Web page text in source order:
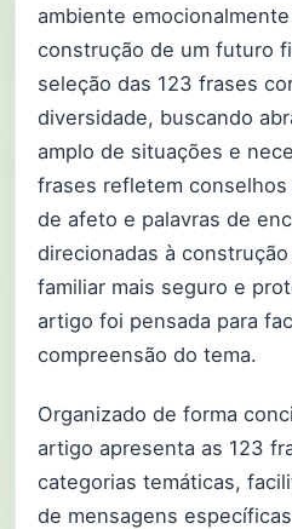
ambiente
construção de um futuro
seleção das 123 frases
diversidade, buscando
amplo de situações e
frases refletem
de afeto e palavras de
direcionadas à
familiar mais seguro e
artigo foi pensada para
compreensão do tema.
Organizado de forma
artigo apresenta as 123
categorias temáticas,
de mensagens